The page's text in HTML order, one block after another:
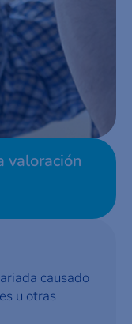
valoración
causado
u otras